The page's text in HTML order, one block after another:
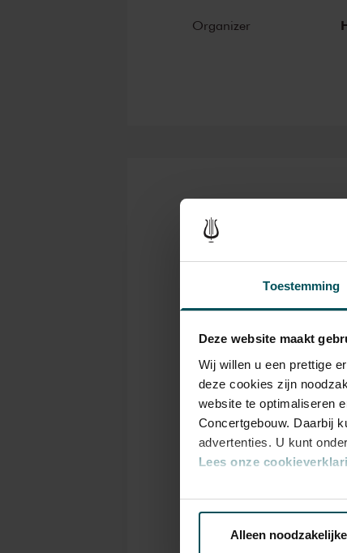
Toestemming
Deze website maakt
Wij willen u een prettige
deze cookies zijn
website te optimaliseren
Concertgebouw. Daarbij
advertenties. U kunt
Lees onze
Via decookieverklaring
Alleen
Organizer
Tickets
1+
Drinks are not
30 years of age?
Prices do not